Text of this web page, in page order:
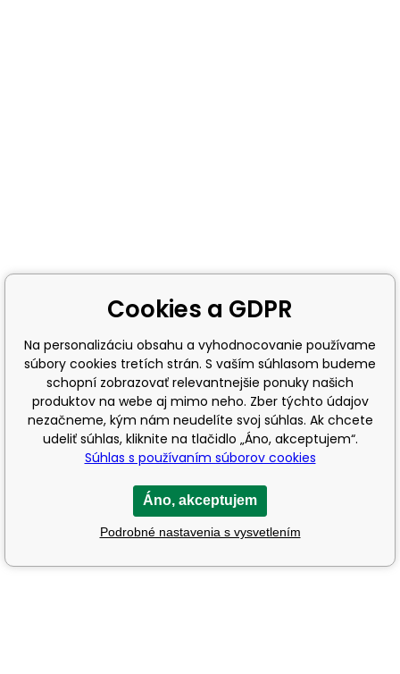
Cookies a GDPR
Na personalizáciu obsahu a vyhodnocovanie používame
súbory cookies tretích strán. S vaším súhlasom budeme
schopní zobrazovať relevantnejšie ponuky našich
produktov na webe aj mimo neho. Zber týchto údajov
nezačneme, kým nám neudelíte svoj súhlas. Ak chcete
udeliť súhlas, kliknite na tlačidlo „Áno, akceptujem“.
Súhlas s používaním súborov cookies
Áno, akceptujem
Podrobné nastavenia s vysvetlením